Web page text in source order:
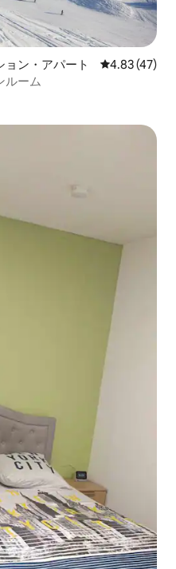
ョン・アパート レビュー47
4.83 (47)
ルーム